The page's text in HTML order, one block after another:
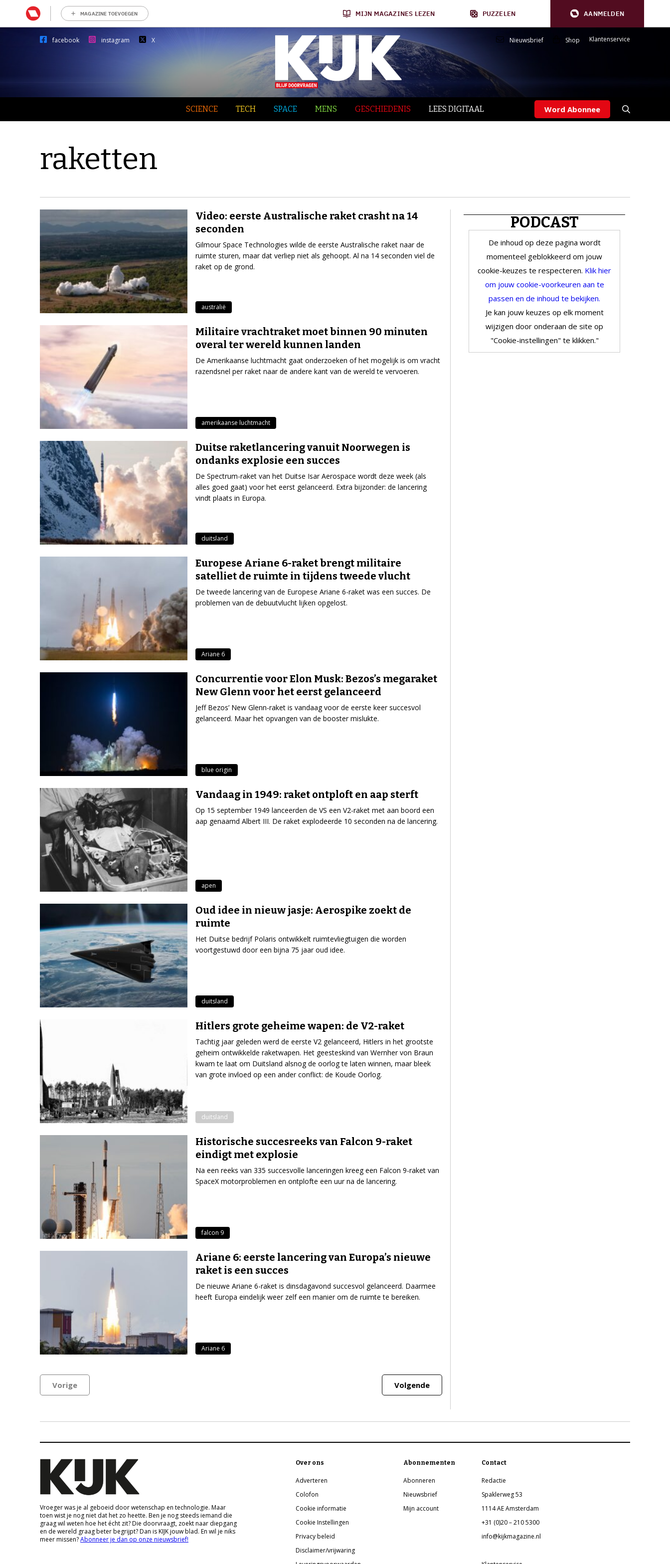
MAGAZINE TOEVOEGEN MIJN MAGAZINES LEZEN PUZZELEN AANMELDEN
facebook instagram X Nieuwsbrief Shop Klantenservice
SCIENCE TECH SPACE MENS GESCHIEDENIS LEES DIGITAAL Word Abonnee
raketten
Video: eerste Australische raket crasht na 14
seconden
Gilmour Space Technologies wilde de eerste Australische raket naar de
ruimte sturen, maar dat verliep niet als gehoopt. Al na 14 seconden viel de
raket op de grond.
australië
Militaire vrachtraket moet binnen 90 minuten
overal ter wereld kunnen landen
De Amerikaanse luchtmacht gaat onderzoeken of het mogelijk is om vracht
razendsnel per raket naar de andere kant van de wereld te vervoeren.
amerikaanse luchtmacht
Duitse raketlancering vanuit Noorwegen is
ondanks explosie een succes
De Spectrum-raket van het Duitse Isar Aerospace wordt deze week (als
alles goed gaat) voor het eerst gelanceerd. Extra bijzonder: de lancering
vindt plaats in Europa.
duitsland
Europese Ariane 6-raket brengt militaire
satelliet de ruimte in tijdens tweede vlucht
De tweede lancering van de Europese Ariane 6-raket was een succes. De
problemen van de debuutvlucht lijken opgelost.
Ariane 6
Concurrentie voor Elon Musk: Bezos’s megaraket
New Glenn voor het eerst gelanceerd
Jeff Bezos’ New Glenn-raket is vandaag voor de eerste keer succesvol
gelanceerd. Maar het opvangen van de booster mislukte.
blue origin
Vandaag in 1949: raket ontploft en aap sterft
Op 15 september 1949 lanceerden de VS een V2-raket met aan boord een
aap genaamd Albert III. De raket explodeerde 10 seconden na de lancering.
apen
Oud idee in nieuw jasje: Aerospike zoekt de
ruimte
Het Duitse bedrijf Polaris ontwikkelt ruimtevliegtuigen die worden
voortgestuwd door een bijna 75 jaar oud idee.
duitsland
Hitlers grote geheime wapen: de V2-raket
Tachtig jaar geleden werd de eerste V2 gelanceerd, Hitlers in het grootste
geheim ontwikkelde raketwapen. Het geesteskind van Wernher von Braun
kwam te laat om Duitsland alsnog de oorlog te laten winnen, maar bleek
van grote invloed op een ander conflict: de Koude Oorlog.
duitsland
Historische succesreeks van Falcon 9-raket
eindigt met explosie
Na een reeks van 335 succesvolle lanceringen kreeg een Falcon 9-raket van
SpaceX motorproblemen en ontplofte een uur na de lancering.
falcon 9
Ariane 6: eerste lancering van Europa’s nieuwe
raket is een succes
De nieuwe Ariane 6-raket is dinsdagavond succesvol gelanceerd. Daarmee
heeft Europa eindelijk weer zelf een manier om de ruimte te bereiken.
Ariane 6
Vorige Volgende
PODCAST
De inhoud op deze pagina wordt
momenteel geblokkeerd om jouw
cookie-keuzes te respecteren. Klik hier
om jouw cookie-voorkeuren aan te
passen en de inhoud te bekijken.
Je kan jouw keuzes op elk moment
wijzigen door onderaan de site op
"Cookie-instellingen" te klikken."
Vroeger was je al geboeid door wetenschap en technologie. Maar
toen wist je nog niet dat het zo heette. Ben je nog steeds iemand die
graag wil weten hoe het écht zit? Die doorvraagt, zoekt naar diepgang
en de wereld graag beter begrijpt? Dan is KIJK jouw blad. En wil je niks
meer missen?Abonneer je dan op onze nieuwsbrief!
Over ons
Adverteren
Colofon
Cookie informatie
Cookie Instellingen
Privacy beleid
Disclaimer/vrijwaring
Abonnementen
Abonneren
Nieuwsbrief
Mijn account
Contact
Redactie
Spaklerweg 53
1114 AE Amsterdam
+31 (0)20 – 210 5300
info@kijkmagazine.nl